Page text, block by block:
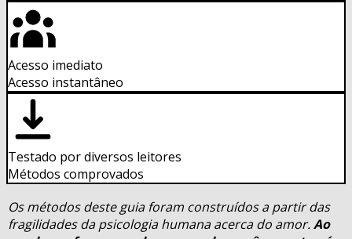
Acesso imediato
Acesso instantâneo
Testado por diversos leitores
Métodos comprovados
Os métodos deste guia foram construídos a partir das
fragilidades da psicologia humana acerca do amor.Ao